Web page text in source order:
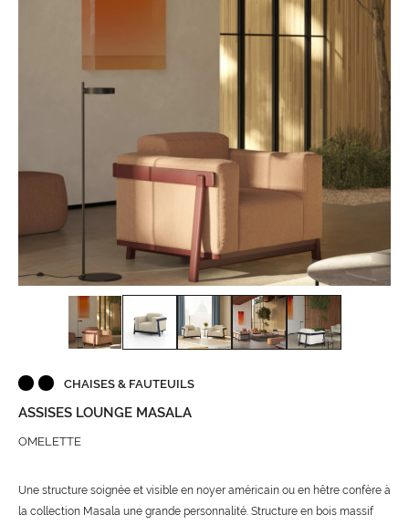
CHAISES & FAUTEUILS
ASSISES LOUNGE MASALA
OMELETTE
Une structure soignée et visible en noyer américain ou en hêtre confère à
la collection Masala une grande personnalité. Structure en bois massif